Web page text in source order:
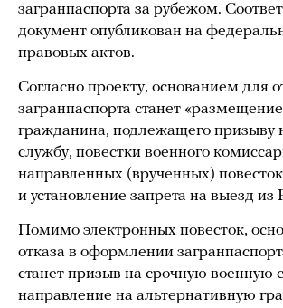
загранпаспорта за рубежом.
документ опубликован на
правовых актов.
Согласно проекту, основанием для
загранпаспорта станет
гражданина, подлежащего призыву
службу, повестки военного
направленных (врученных) повесток
и установление запрета на выезд из
Помимо электронных повесток,
отказа в оформлении
станет призыв на срочную военную
направление на альтернативную